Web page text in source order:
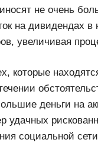
не очень
на дивидендах
увеличивая
которые
деньги на
удачных
социальной